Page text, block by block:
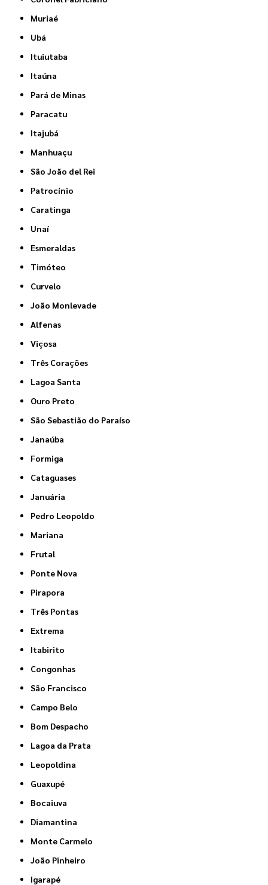
Muriaé
Ubá
Ituiutaba
Itaúna
Pará de Minas
Paracatu
Itajubá
Manhuaçu
São João del Rei
Patrocínio
Caratinga
Unaí
Esmeraldas
Timóteo
Curvelo
João Monlevade
Alfenas
Viçosa
Três Corações
Lagoa Santa
Ouro Preto
São Sebastião do Paraíso
Janaúba
Formiga
Cataguases
Januária
Pedro Leopoldo
Mariana
Frutal
Ponte Nova
Pirapora
Três Pontas
Extrema
Itabirito
Congonhas
São Francisco
Campo Belo
Bom Despacho
Lagoa da Prata
Leopoldina
Guaxupé
Bocaiuva
Diamantina
Monte Carmelo
João Pinheiro
Igarapé